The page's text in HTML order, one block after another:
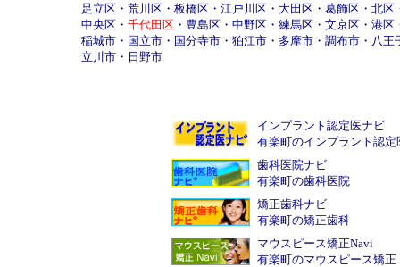
足立区・ 荒川区・ 板橋区・ 江戸川区・ 大田区・ 葛飾区・ 北区
中央区・ 千代田区・ 豊島区・ 中野区・ 練馬区・ 文京区・ 港区
稲城市・ 国立市・ 国分寺市・ 狛江市・ 多摩市・ 調布市・ 八王
立川市・ 日野市
インプラント認定医ナビ
有楽町のインプラント認定
歯科医院ナビ
有楽町の歯科医院
矯正歯科ナビ
有楽町の矯正歯科
マウスピース矯正Navi
有楽町のマウスピース矯正